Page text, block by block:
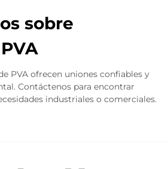
sobre
PVA ofrecen uniones confiables y
Contáctenos para encontrar
industriales o comerciales.